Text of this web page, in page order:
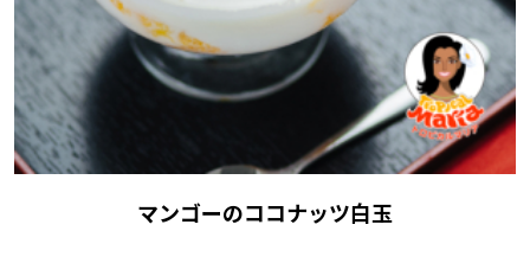
マンゴーのココナッツ白玉